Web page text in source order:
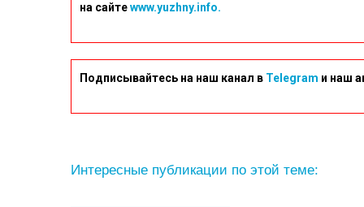
на сайтеwww.yuzhny.info.
Подписывайтесь на наш канал в Telegram и наш
Интересные публикации по этой теме: